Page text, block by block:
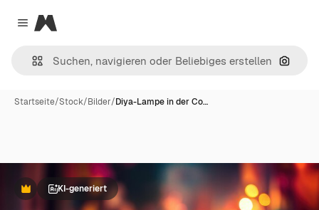
Close menu
Magnific
Nach
Startseite/Stock/Bilder/Diya-Lampe in der Co…
PremiumKI-generiert